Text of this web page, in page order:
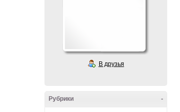
В друзья
-
Рубрики